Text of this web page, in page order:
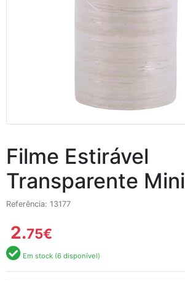
Filme Estirável
Transparente Mini
Referência: 13177
2.75€
Em stock (6 disponível)